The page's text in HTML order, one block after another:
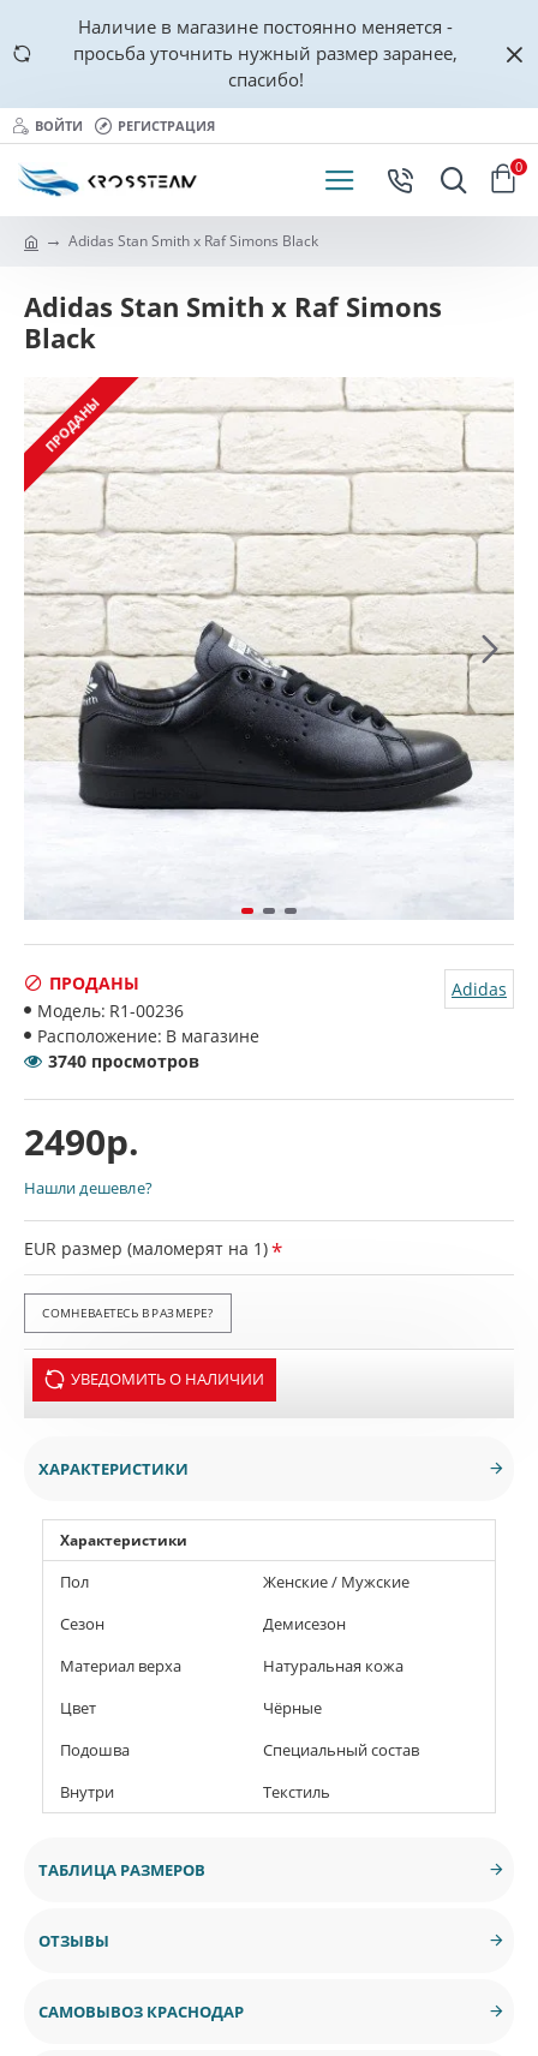
Наличие в магазине постоянно меняется -
просьба уточнить нужный размер заранее,
спасибо!
ВОЙТИ РЕГИСТРАЦИЯ
0
Adidas Stan Smith x Raf Simons Black
Adidas Stan Smith x Raf Simons
Black
ПРОДАНЫ
2490р.
ПРОДАНЫ
Модель: R1-00236
Расположение: В магазине
Adidas
3740 просмотров
EUR размер (маломерят на 1)
УВЕДОМИТЬ О НАЛИЧИИ
Нашли дешевле?
ХАРАКТЕРИСТИКИ
Характеристики
Пол
Женские / Мужские
Сезон
Демисезон
Материал верха
Натуральная кожа
Цвет
Чёрные
Подошва
Специальный состав
Внутри
Текстиль
ТАБЛИЦА РАЗМЕРОВ
ОТЗЫВЫ
САМОВЫВОЗ КРАСНОДАР
СОМНЕВАЕТЕСЬ В РАЗМЕРЕ?